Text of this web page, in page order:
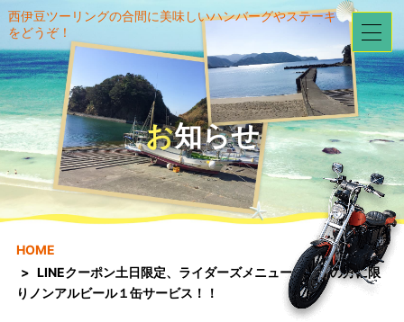
西伊豆ツーリングの合間に美味しいハンバーグやステーキ
をどうぞ！
お知らせ
HOME
LINEクーポン土日限定、ライダーズメニューご注文の方に限
りノンアルビール１缶サービス！！